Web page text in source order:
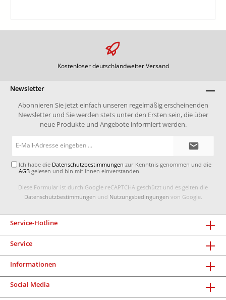
Kostenloser deutschlandweiter Versand
Newsletter
Abonnieren Sie jetzt einfach unseren regelmäßig erscheinenden
Newsletter und Sie werden stets unter den Ersten sein, die über
neue Produkte und Angebote informiert werden.
Ich habe die Datenschutzbestimmungen zur Kenntnis genommen und die
AGB gelesen und bin mit ihnen einverstanden.
Diese Formular ist durch Google reCAPTCHA geschützt und es gelten die
Datenschutzbestimmungen und Nutzungsbedingungen von Google.
Service-Hotline
Service
Informationen
Social Media